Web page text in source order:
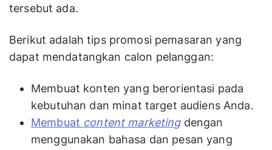
tersebut ada.
Berikut adalah tips promosi pemasaran yang
dapat mendatangkan calon pelanggan:
Membuat konten yang berorientasi pada
kebutuhan dan minat target audiens Anda.
Membuat content marketingdengan
menggunakan bahasa dan pesan yang